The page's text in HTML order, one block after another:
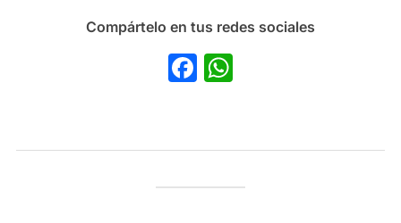
Compártelo en tus redes sociales
Facebook